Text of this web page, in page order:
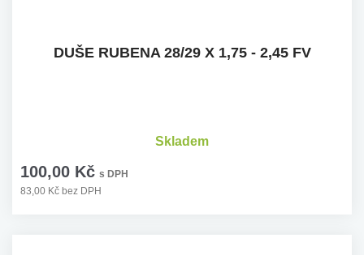
DUŠE RUBENA 28/29 X 1,75 - 2,45 FV
100,00 Kč s DPH
83,00 Kč bez DPH
Skladem